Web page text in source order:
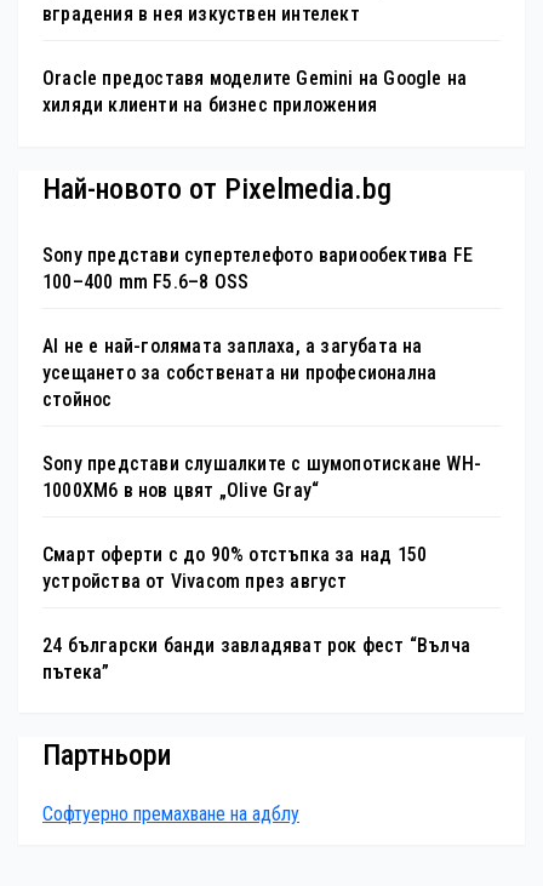
вградения в нея изкуствен интелект
Oracle предоставя моделите Gemini на Google на
хиляди клиенти на бизнес приложения
Най-новото от Pixelmedia.bg
Sony представи супертелефото вариообектива FE
100–400 mm F5.6–8 OSS
AI не е най-голямата заплаха, а загубата на
усещането за собствената ни професионална
стойнос
Sony представи слушалките с шумопотискане WH-
1000XM6 в нов цвят „Olive Gray“
Смарт оферти с до 90% отстъпка за над 150
устройства от Vivacom през август
24 български банди завладяват рок фест “Вълча
пътека”
Партньори
Софтуерно премахване на адблу